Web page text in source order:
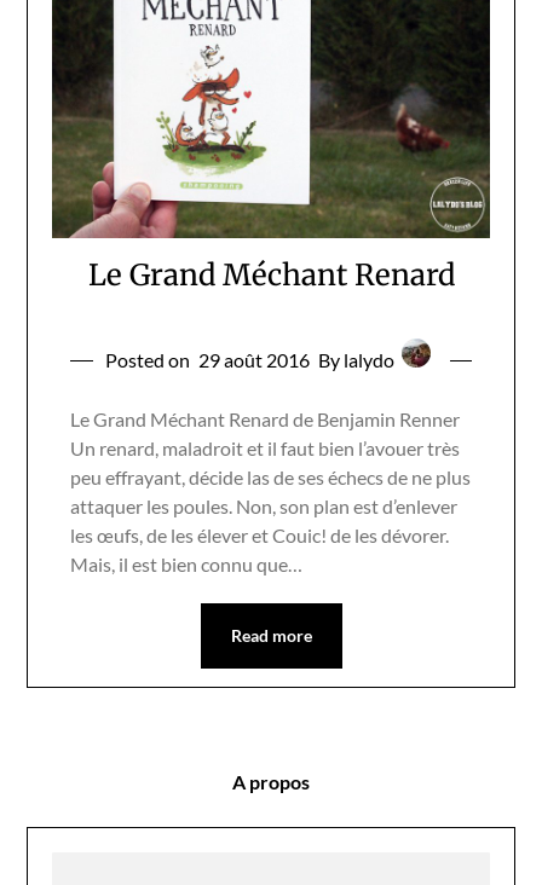
Le Grand Méchant Renard
Posted on 29 août 2016 By lalydo
Le Grand Méchant Renard de Benjamin Renner
Un renard, maladroit et il faut bien l’avouer très
peu effrayant, décide las de ses échecs de ne plus
attaquer les poules. Non, son plan est d’enlever
les œufs, de les élever et Couic! de les dévorer.
Mais, il est bien connu que…
Read more
A propos